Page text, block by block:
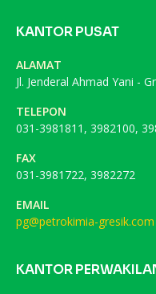
KANTOR PUSAT
ALAMAT
Jl. Jenderal Ahmad Yani -
TELEPON
031-3981811, 3982100,
FAX
031-3981722, 3982272
EMAIL
pg@petrokimia-gresik.com
KANTOR